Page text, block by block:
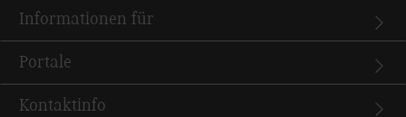
Informationen für
Portale
Kontaktinfo